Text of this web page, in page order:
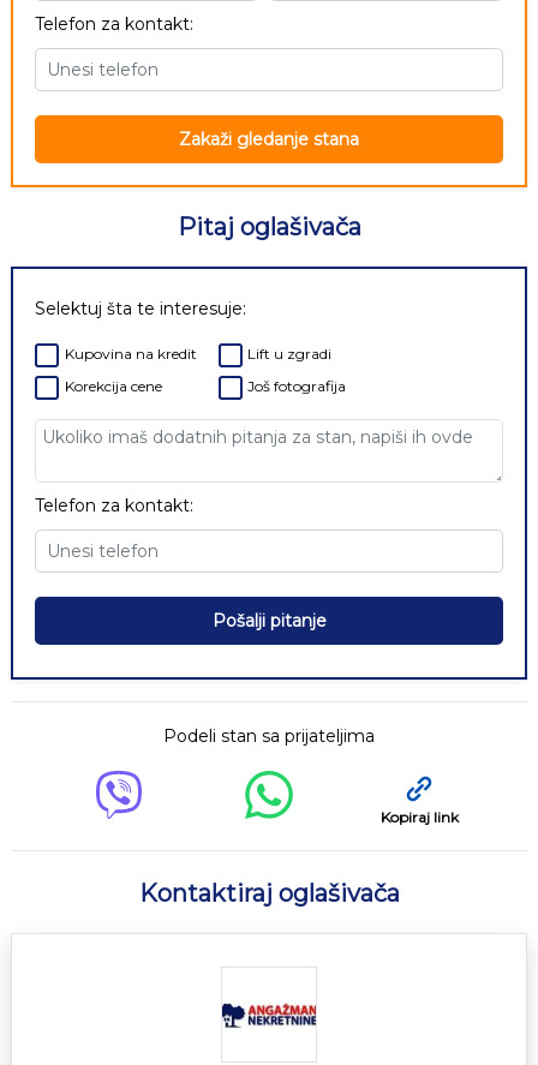
Telefon za kontakt:
Zakaži gledanje stana
Pitaj oglašivača
Selektuj šta te interesuje:
Kupovina na kredit
Korekcija cene
Lift u zgradi
Još fotografija
Telefon za kontakt:
Pošalji pitanje
Podeli stan sa prijateljima
Kopiraj link
Kontaktiraj oglašivača